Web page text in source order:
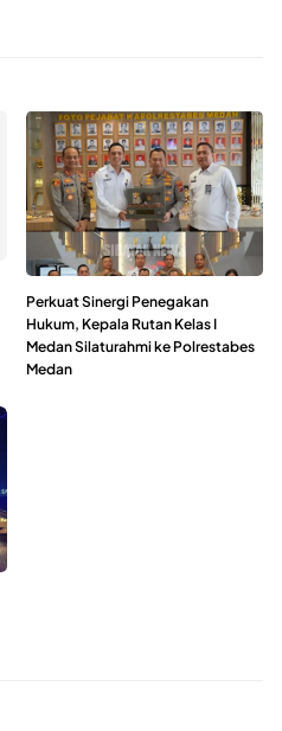
Perkuat Sinergi Penegakan
Hukum, Kepala Rutan Kelas I
Medan Silaturahmi ke Polrestabes
Medan